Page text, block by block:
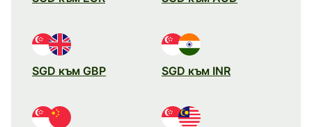
SGD към GBP SGD към INR